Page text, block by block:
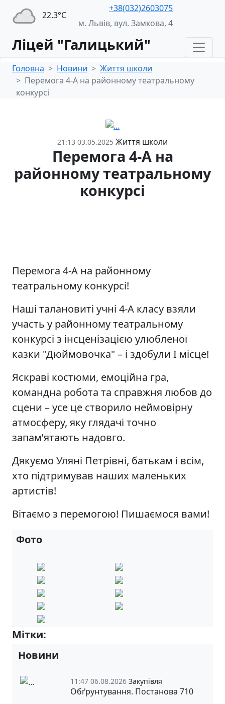
22.3°С
+38(032)2603075
м. Львів, вул. Замкова, 4
Ліцей "Галицький"
Головна Новини
Життя школи
Перемога 4-А на районному театральному
конкурсі
21:13 03.05.2025 Життя школи
Перемога 4-А на
районному театральному
конкурсі
Перемога 4-А на районному
театральному конкурсі!
Наші талановиті учні 4-А класу взяли
участь у районному театральному
конкурсі з інсценізацією улюбленої
казки "Дюймовочка" – і здобули І місце!
Яскраві костюми, емоційна гра,
командна робота та справжня любов до
сцени – усе це створило неймовірну
атмосферу, яку глядачі точно
запам’ятають надовго.
Дякуємо Уляні Петрівні, батькам і всім,
хто підтримував наших маленьких
артистів!
Вітаємо з перемогою! Пишаємося вами!
Фото
Мітки:
Новини
11:47 06.08.2026 Закупівля
Обґрунтування. Постанова 710